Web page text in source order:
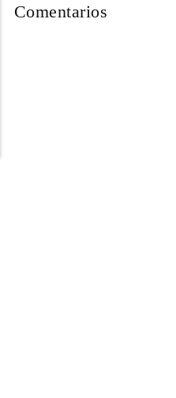
Comentarios